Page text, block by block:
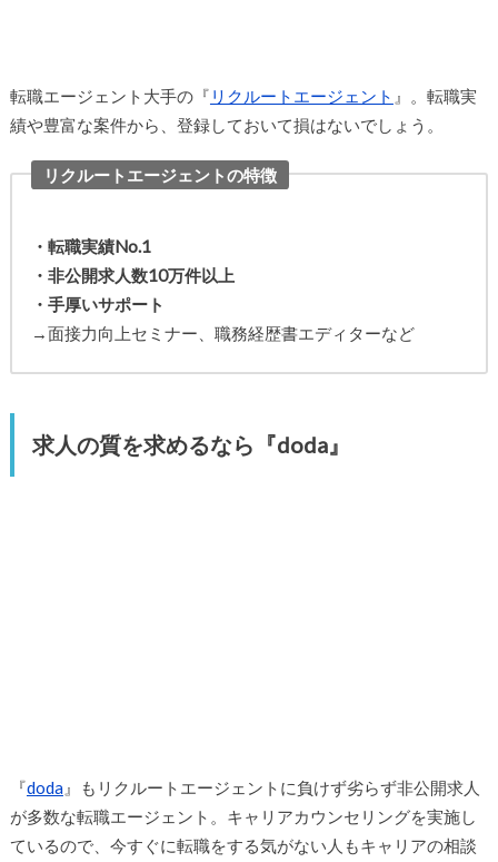
転職エージェント大手の『 リクルートエージェント 』。転職実
績や豊富な案件から、登録しておいて損はないでしょう。
リクルートエージェントの特徴
・転職実績No.1
・非公開求人数10万件以上
・手厚いサポート
→面接力向上セミナー、職務経歴書エディターなど
求人の質を求めるなら『doda』
『doda』もリクルートエージェントに負けず劣らず非公開求人
が多数な転職エージェント。キャリアカウンセリングを実施し
ているので、今すぐに転職をする気がない人もキャリアの相談